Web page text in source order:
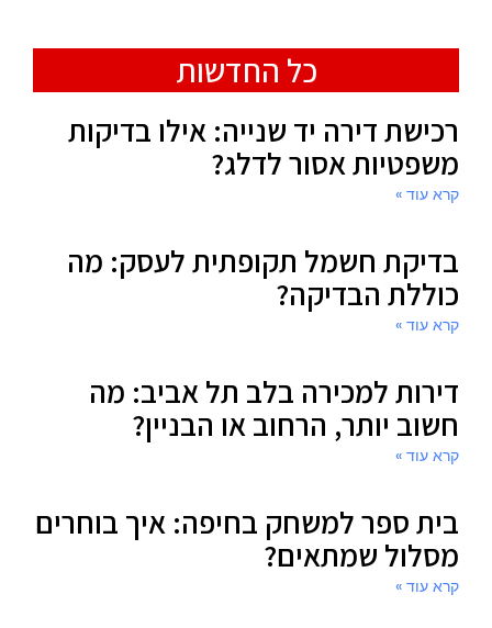
כל החדשות
רכישת דירה יד שנייה: אילו בדיקות
משפטיות אסור לדלג?
קרא עוד »
בדיקת חשמל תקופתית לעסק: מה
כוללת הבדיקה?
קרא עוד »
דירות למכירה בלב תל אביב: מה
חשוב יותר, הרחוב או הבניין?
קרא עוד »
בית ספר למשחק בחיפה: איך בוחרים
מסלול שמתאים?
קרא עוד »